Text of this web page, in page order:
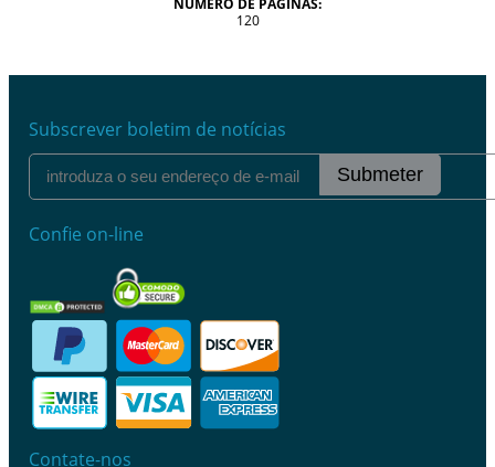
120
Subscrever boletim de notícias
Submeter
Confie on-line
Contate-nos